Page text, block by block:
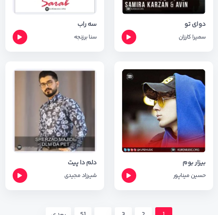
دوای تو
سمیرا کارزان
سه راب
سنا برزنجه
بیزار بوم
حسین میناپور
دلم دا پیت
شیرزاد مجیدی